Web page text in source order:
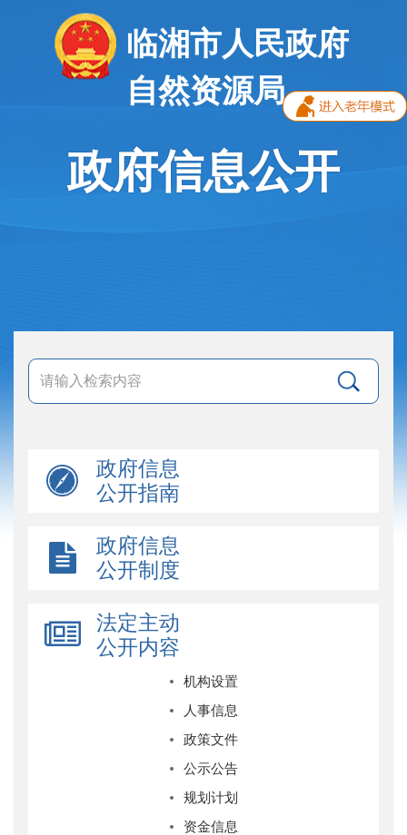
临湘市人民政府
自然资源局
政府信息公开
政府信息
公开指南
政府信息
公开制度
法定主动
公开内容
机构设置
人事信息
政策文件
公示公告
规划计划
资金信息